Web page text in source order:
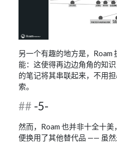
另一个有趣的地方是，Roam
能：这使得再边边角角的知
的笔记将其串联起来，不用
索。
-5-
然而，Roam 也并非十全十
便换用了其他替代品 —— 虽然